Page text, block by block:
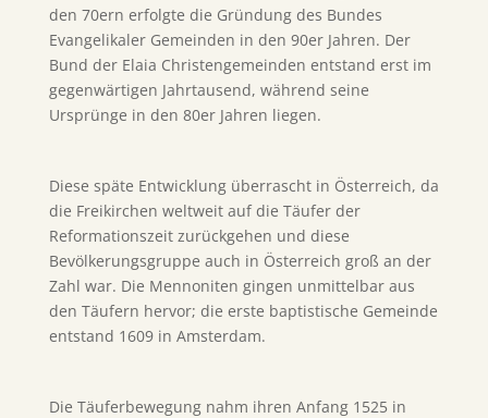
den 70ern erfolgte die Gründung des Bundes
Evangelikaler Gemeinden in den 90er Jahren. Der
Bund der Elaia Christengemeinden entstand erst im
gegenwärtigen Jahrtausend, während seine
Ursprünge in den 80er Jahren liegen.
Diese späte Entwicklung überrascht in Österreich, da
die Freikirchen weltweit auf die Täufer der
Reformationszeit zurückgehen und diese
Bevölkerungsgruppe auch in Österreich groß an der
Zahl war. Die Mennoniten gingen unmittelbar aus
den Täufern hervor; die erste baptistische Gemeinde
entstand 1609 in Amsterdam.
Die Täuferbewegung nahm ihren Anfang 1525 in